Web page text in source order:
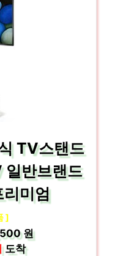
TV스탠드
일반브랜드
미엄
]
원
도착